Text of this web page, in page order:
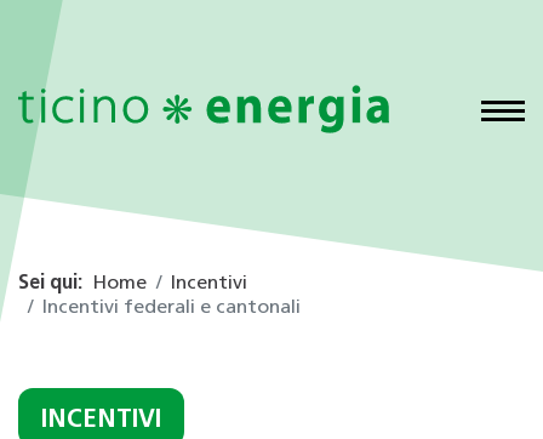
Sei qui: Home
Incentivi
Incentivi federali e cantonali
INCENTIVI